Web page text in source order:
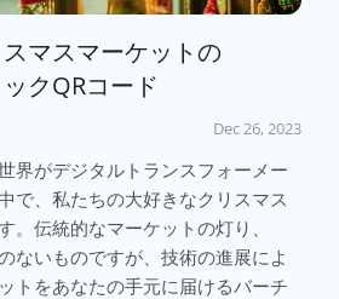
マスマーケットの
クQRコード
Dec 26, 2023
界がデジタルトランスフォーメー
で、私たちの大好きなクリスマス
。伝統的なマーケットの灯り、
ないものですが、技術の進展によ
トをあなたの手元に届けるバーチ